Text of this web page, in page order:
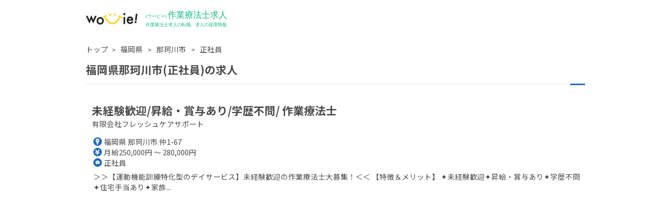
トップ 福岡県 那珂川市 正社員
福岡県那珂川市(正社員)の求人
未経験歓迎/昇給・賞与あり/学歴不問/ 作業療法士
有限会社フレッシュケアサポート
福岡県 那珂川市 仲1-67
月給250,000円 ～ 280,000円
正社員
＞＞【運動機能訓練特化型のデイサービス】未経験歓迎の作業療法士大募集！＜＜ 【特徴＆メリット】 ✦未経験歓迎✦昇給・賞与あり✦学歴不問
✦住宅手当あり✦家族...